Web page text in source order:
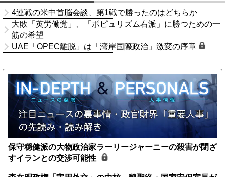
4連戦の米中首脳会談、第1戦で勝ったのはどちらか
大敗「英労働党」、「ポピュリズム右派」に勝つための一
筋の希望
UAE「OPEC離脱」は「湾岸国際政治」激変の序章
保守穏健派の大物政治家ラーリージャーニーの殺害が閉ざ
すイランとの交渉可能性